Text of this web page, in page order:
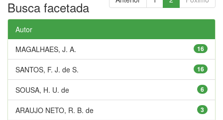
Busca facetada
Autor
16
MAGALHAES, J. A.
16
SANTOS, F. J. de S.
6
SOUSA, H. U. de
3
ARAUJO NETO, R. B. de